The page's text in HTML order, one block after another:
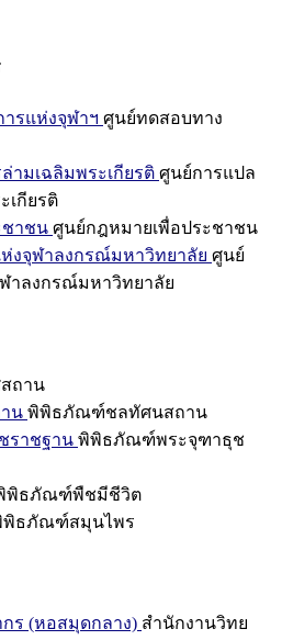
รแห่งจุฬาฯ ศูนย์ทดสอบทาง
ามเฉลิมพระเกียรติ ศูนย์การแปล
เกียรติ
ชาชน ศูนย์กฎหมายเพื่อประชาชน
งจุฬาลงกรณ์มหาวิทยาลัย ศูนย์
าลงกรณ์มหาวิทยาลัย
ถาน
น พิพิธภัณฑ์ชลทัศนสถาน
ราชฐาน พิพิธภัณฑ์พระจุฑาธุช
พิธภัณฑ์พืชมีชีวิต
พิธภัณฑ์สมุนไพร
ร (หอสมุดกลาง) สำนักงานวิทย